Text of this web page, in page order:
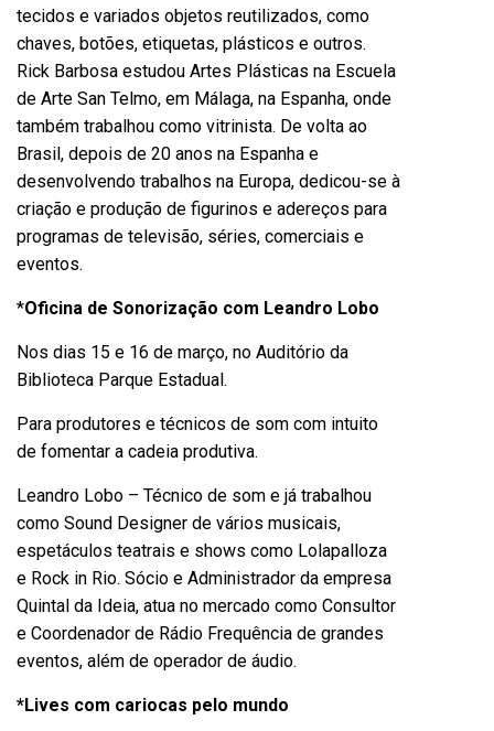
tecidos e variados objetos reutilizados, como
chaves, botões, etiquetas, plásticos e outros.
Rick Barbosa estudou Artes Plásticas na Escuela
de Arte San Telmo, em Málaga, na Espanha, onde
também trabalhou como vitrinista. De volta ao
Brasil, depois de 20 anos na Espanha e
desenvolvendo trabalhos na Europa, dedicou-se à
criação e produção de figurinos e adereços para
programas de televisão, séries, comerciais e
eventos.
*Oficina de Sonorização com Leandro Lobo
Nos dias 15 e 16 de março, no Auditório da
Biblioteca Parque Estadual.
Para produtores e técnicos de som com intuito
de fomentar a cadeia produtiva.
Leandro Lobo – Técnico de som e já trabalhou
como Sound Designer de vários musicais,
espetáculos teatrais e shows como Lolapalloza
e Rock in Rio. Sócio e Administrador da empresa
Quintal da Ideia, atua no mercado como Consultor
e Coordenador de Rádio Frequência de grandes
eventos, além de operador de áudio.
*Lives com cariocas pelo mundo